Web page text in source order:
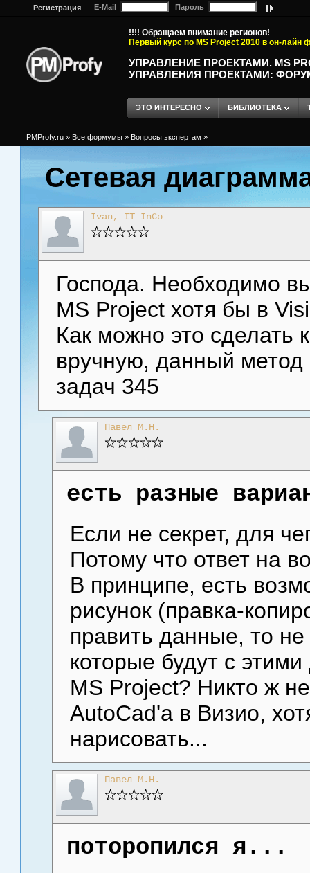
Регистрация E-Mail Пароль
!!!! Обращаем внимание регионов!
Первый курс по MS Project 2010 в он-лайн
УПРАВЛЕНИЕ ПРОЕКТАМИ. MS
УПРАВЛЕНИЯ ПРОЕКТАМИ:
ЭТО ИНТЕРЕСНО БИБЛИОТЕКА
PMProfy.ru » Все формумы » Вопросы экспертам »
Сетевая
Ivan, IT InCo
Господа. Необходимо
MS Project хотя бы в
Как можно это сделать
вручную, данный метод
задач 345
Павел М.Н.
есть разные
Если не секрет, для
Потому что ответ на
В принципе, есть
рисунок (правка-
править данные, то
которые будут с
MS Project? Никто ж
AutoCad'a в Визио,
нарисовать...
Павел М.Н.
поторопился я...